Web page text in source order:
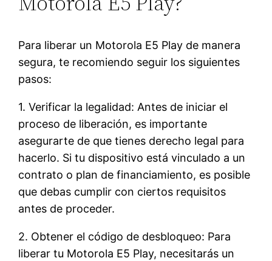
Para liberar un Motorola E5 Play de manera
segura, te recomiendo seguir los siguientes
pasos:
1. Verificar la legalidad: Antes de iniciar el
proceso de liberación, es importante
asegurarte de que tienes derecho legal para
hacerlo. Si tu dispositivo está vinculado a un
contrato o plan de financiamiento, es posible
que debas cumplir con ciertos requisitos
antes de proceder.
2. Obtener el código de desbloqueo: Para
liberar tu Motorola E5 Play, necesitarás un